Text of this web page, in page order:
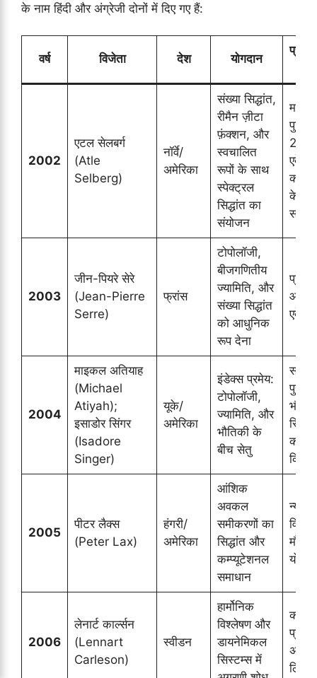
के नाम हिंदी और अंग्रेजी दोनों में दिए गए हैं:
वर्ष विजेता देश योगदान
2002
एटल सेलबर्ग
(Atle
Selberg)
नॉर्वे/
अमेरिका
संख्या सिद्धांत,
रीमैन ज़ीटा
फ़ंक्शन, और
स्वचालित
रूपों के साथ
स्पेक्ट्रल
सिद्धांत का
संयोजन
मानद
एबेल
की
के
2003
जीन-पियरे सेरे
(Jean-Pierre
Serre)
फ्रांस
टोपोलॉजी,
बीजगणितीय
ज्यामिति, और
संख्या सिद्धांत
को आधुनिक
रूप देना
प्रथम
एबेल
2004
माइकल अतियाह
(Michael
Atiyah);
इसाडोर सिंगर
(Isadore
Singer)
यूके/
अमेरिका
इंडेक्स प्रमेय:
टोपोलॉजी,
ज्यामिति, और
भौतिकी के
बीच सेतु
संयुक्त
स्ट्रिंग
को
किया
2005
पीटर लैक्स
(Peter Lax)
हंगरी/
अमेरिका
आंशिक
अवकल
समीकरणों का
सिद्धांत और
कम्प्यूटेशनल
समाधान
2006
लेनार्ट कार्ल्सन
(Lennart
Carleson)
स्वीडन
हार्मोनिक
विश्लेषण और
डायनेमिकल
सिस्टम्स में
प्रमेय
लिए